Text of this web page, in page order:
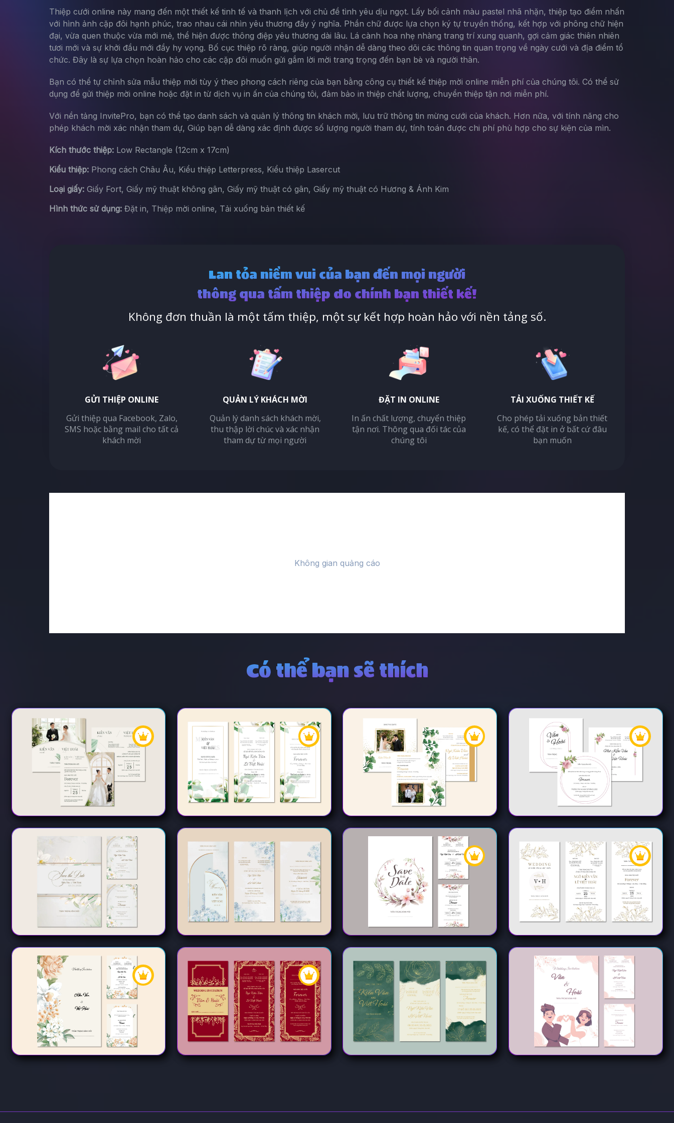
Thiệp cưới online này mang đến một thiết kế tinh tế và thanh lịch với chủ đề tình yêu dịu ngọt. Lấy bối cảnh màu pastel nhã nhặn, thiệp tạo điểm nhấn
với hình ảnh cặp đôi hạnh phúc, trao nhau cái nhìn yêu thương đầy ý nghĩa. Phần chữ được lựa chọn ký tự truyền thống, kết hợp với phông chữ hiện
đại, vừa quen thuộc vừa mới mẻ, thể hiện được thông điệp yêu thương dài lâu. Lá cành hoa nhẹ nhàng trang trí xung quanh, gợi cảm giác thiên nhiên
tươi mới và sự khởi đầu mới đầy hy vọng. Bố cục thiệp rõ ràng, giúp người nhận dễ dàng theo dõi các thông tin quan trọng về ngày cưới và địa điểm tổ
chức. Đây là sự lựa chọn hoàn hảo cho các cặp đôi muốn gửi gắm lời mời trang trọng đến bạn bè và người thân.
Bạn có thể tự chỉnh sửa mẫu thiệp mời tùy ý theo phong cách riêng của bạn bằng công cụ thiết kế thiệp mời online miễn phí của chúng tôi. Có thể sử
dụng để gửi thiệp mời online hoặc đặt in từ dịch vụ in ấn của chúng tôi, đảm bảo in thiệp chất lượng, chuyển thiệp tận nơi miễn phí.
Với nền tảng InvitePro, bạn có thể tạo danh sách và quản lý thông tin khách mời, lưu trữ thông tin mừng cưới của khách. Hơn nữa, với tính năng cho
phép khách mời xác nhận tham dự, Giúp bạn dễ dàng xác định được số lượng người tham dự, tính toán được chi phí phù hợp cho sự kiện của mìn.
Kích thước thiệp: Low Rectangle (12cm x 17cm)
Kiểu thiệp: Phong cách Châu Âu, Kiểu thiệp Letterpress, Kiểu thiệp Lasercut
Loại giấy: Giấy Fort, Giấy mỹ thuật không gân, Giấy mỹ thuật có gân, Giấy mỹ thuật có Hương & Ánh Kim
Hình thức sử dụng: Đặt in, Thiệp mời online, Tải xuống bản thiết kế
Lan tỏa niềm vui của bạn đến mọi người
thông qua tấm thiệp do chính bạn thiết kế!
Không đơn thuần là một tấm thiệp, một sự kết hợp hoàn hảo với nền tảng số.
GỬI THIỆP ONLINE
Gửi thiệp qua Facebook, Zalo,
SMS hoặc bằng mail cho tất cả
khách mời
QUẢN LÝ KHÁCH MỜI
Quản lý danh sách khách mời,
thu thập lời chúc và xác nhận
tham dự từ mọi người
ĐẶT IN ONLINE
In ấn chất lượng, chuyển thiệp
tận nơi. Thông qua đối tác của
chúng tôi
TẢI XUỐNG THIẾT KẾ
Cho phép tải xuống bản thiết
kế, có thể đặt in ở bất cứ đâu
bạn muốn
Có thể bạn sẽ thích